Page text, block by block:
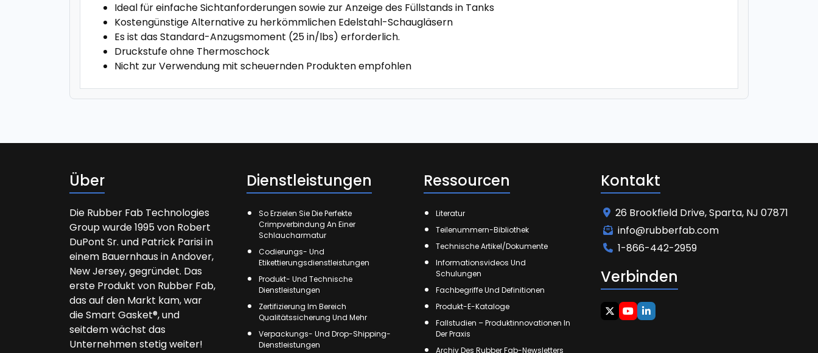
Ideal für einfache Sichtanforderungen sowie zur Anzeige des Füllstands in Tanks
Kostengünstige Alternative zu herkömmlichen Edelstahl-Schaugläsern
Es ist das Standard-Anzugsmoment (25 in/lbs) erforderlich.
Druckstufe ohne Thermoschock
Nicht zur Verwendung mit scheuernden Produkten empfohlen
Über
Die Rubber Fab Technologies
Group wurde 1995 von Robert
DuPont Sr. und Patrick Parisi in
einem Bauernhaus in Andover,
New Jersey, gegründet. Das
erste Produkt von Rubber Fab,
das auf den Markt kam, war
die Smart Gasket®, und
seitdem wächst das
Unternehmen stetig weiter!
Dienstleistungen
So Erzielen Sie Die Perfekte
Crimpverbindung An Einer
Schlaucharmatur
Codierungs- Und
Etikettierungsdienstleistungen
Produkt- Und Technische
Dienstleistungen
Zertifizierung Im Bereich
Qualitätssicherung Und Mehr
Verpackungs- Und Drop-Shipping-
Dienstleistungen
Ressourcen
Literatur
Teilenummern-Bibliothek
Technische Artikel/Dokumente
Informationsvideos Und
Schulungen
Fachbegriffe Und Definitionen
Produkt-E-Kataloge
Fallstudien – Produktinnovationen In
Der Praxis
Archiv Des Rubber Fab-Newsletters
Kontakt
26 Brookfield Drive, Sparta, NJ 07871
info@rubberfab.com
1-866-442-2959
Verbinden